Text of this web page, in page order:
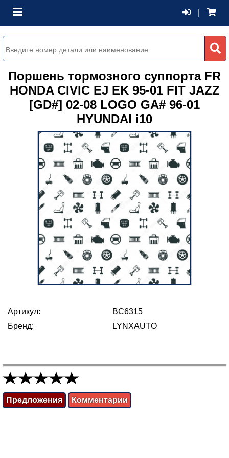
Поршень тормозного суппорта FR
HONDA CIVIC EJ EK 95-01 FIT JAZZ
[GD#] 02-08 LOGO GA# 96-01
HYUNDAI i10
Артикул:
BC6315
Бренд:
LYNXAUTO
Предложения Комментарии